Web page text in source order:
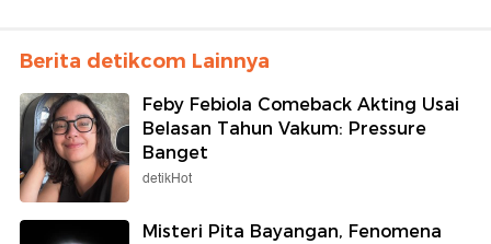
Berita detikcom Lainnya
Feby Febiola Comeback Akting Usai
Belasan Tahun Vakum: Pressure
Banget
detikHot
Misteri Pita Bayangan, Fenomena